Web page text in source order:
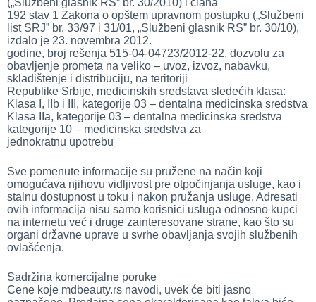
(„Službeni glasnik RS” br. 30/2010) i člana
192 stav 1 Zakona o opštem upravnom postupku („Službeni
list SRJ” br. 33/97 i 31/01, „Službeni glasnik RS” br. 30/10),
izdalo je 23. novembra 2012.
godine, broj rešenja 515-04-04723/2012-22, dozvolu za
obavljenje prometa na veliko – uvoz, izvoz, nabavku,
skladištenje i distribuciju, na teritoriji
Republike Srbije, medicinskih sredstava sledećih klasa:
Klasa I, IIb i III, kategorije 03 – dentalna medicinska sredstva
Klasa IIa, kategorije 03 – dentalna medicinska sredstva
kategorije 10 – medicinska sredstva za
jednokratnu upotrebu
Sve pomenute informacije su pružene na način koji
omogućava njihovu vidljivost pre otpočinjanja usluge, kao i
stalnu dostupnost u toku i nakon pružanja usluge. Adresati
ovih informacija nisu samo korisnici usluga odnosno kupci
na internetu već i druge zainteresovane strane, kao što su
organi državne uprave u svrhe obavljanja svojih službenih
ovlašćenja.
Sadržina komercijalne poruke
Cene koje mdbeauty.rs navodi, uvek će biti jasno